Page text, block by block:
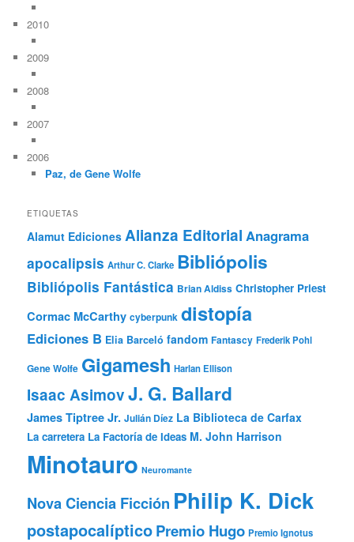
2010
2009
2008
2007
2006
Paz, de Gene Wolfe
ETIQUETAS
Alamut Ediciones Alianza Editorial Anagrama
apocalipsis Arthur C. Clarke Bibliópolis
Bibliópolis Fantástica Brian Aldiss Christopher Priest
Cormac McCarthy cyberpunk distopía
Ediciones B Elia Barceló fandom Fantascy Frederik Pohl
Gene Wolfe Gigamesh Harlan Ellison
Isaac AsimovJ. G. Ballard
James Tiptree Jr. Julián Díez La Biblioteca de Carfax
La carretera La Factoría de Ideas M. John Harrison
Minotauro Neuromante
Nova Ciencia Ficción Philip K. Dick
postapocalípticoPremio Hugo Premio Ignotus